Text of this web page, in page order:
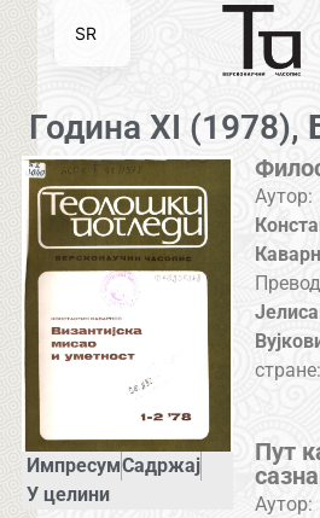
Година XI (1978),
ИмпресумСадржај
У целини
Аутор:
стране:
Пут
Аутор:
SR
EN